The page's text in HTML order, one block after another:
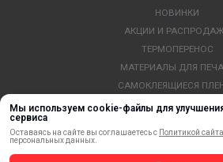
Мы используем cookie-файлы для
сервиса
Оставаясь на сайте вы соглашаетесь с Политикой сайта
персональных данных.
НОВИНКИ
АКЦИИ И
ТЕРМОПЕРЕНОС
МАТЕРИАЛЫ ДЛЯ
САМОКЛЕЯЩИЕСЯ
ЛИСТОВЫЕ
ОБОРУДОВАНИЕ
ФЛАГШТОКИ